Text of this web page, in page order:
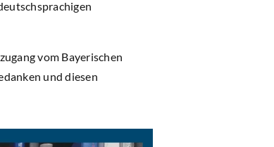
vom Bayerischen
und diesen